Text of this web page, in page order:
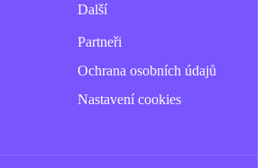
Další
Partneři
Ochrana osobních údajů
Nastavení cookies